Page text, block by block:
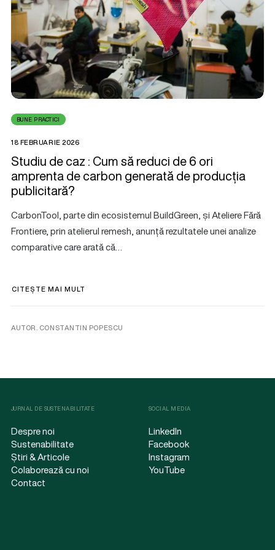
BUNE PRACTICI
18 FEBRUARIE 2026
Studiu de caz : Cum să reduci de 6 ori
amprenta de carbon generată de producția
publicitară?
CarbonTool, parte din ecosistemul BuildGreen, și Ateliere Fără
Frontiere, prin atelierul remesh, anunță rezultatele unei analize
comparative care arată că…
CITEȘTE MAI MULT
AUTOR. CONSTANTIN POPESCU
JURNAL DE SUSTENABILITATE
Despre noi
Sustenabilitate
Știri & Articole
Colaborează cu noi
Contact
SOCIAL MEDIA
LinkedIn
Facebook
Instagram
YouTube